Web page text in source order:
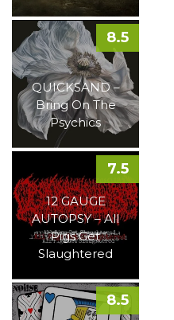
QUICKSAND –
Bring On The
Psychics
8.5
12 GAUGE
AUTOPSY – All
Pigs Get
Slaughtered
7.5
8.5